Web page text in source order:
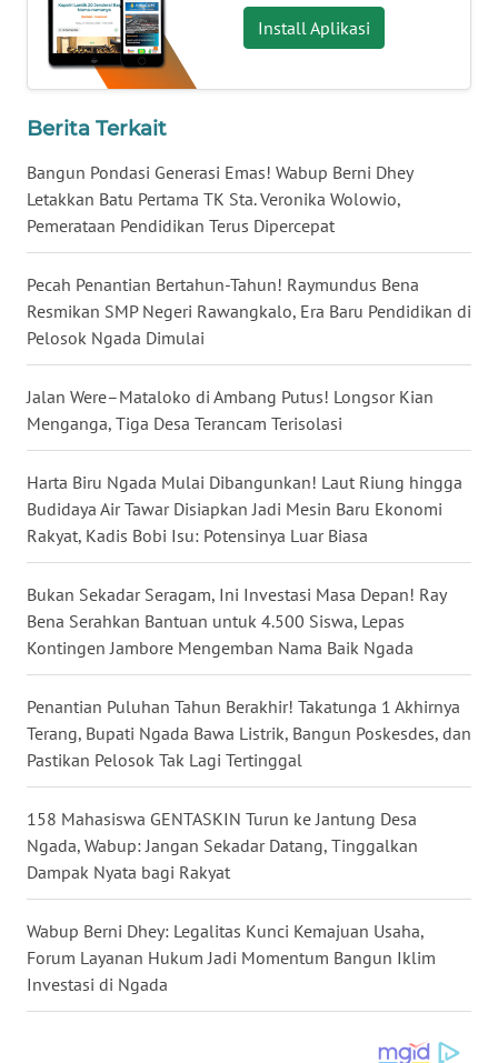
Install Aplikasi
Berita Terkait
Bangun Pondasi Generasi Emas! Wabup Berni Dhey
Letakkan Batu Pertama TK Sta. Veronika Wolowio,
Pemerataan Pendidikan Terus Dipercepat
Pecah Penantian Bertahun-Tahun! Raymundus Bena
Resmikan SMP Negeri Rawangkalo, Era Baru Pendidikan di
Pelosok Ngada Dimulai
Jalan Were–Mataloko di Ambang Putus! Longsor Kian
Menganga, Tiga Desa Terancam Terisolasi
Harta Biru Ngada Mulai Dibangunkan! Laut Riung hingga
Budidaya Air Tawar Disiapkan Jadi Mesin Baru Ekonomi
Rakyat, Kadis Bobi Isu: Potensinya Luar Biasa
Bukan Sekadar Seragam, Ini Investasi Masa Depan! Ray
Bena Serahkan Bantuan untuk 4.500 Siswa, Lepas
Kontingen Jambore Mengemban Nama Baik Ngada
Penantian Puluhan Tahun Berakhir! Takatunga 1 Akhirnya
Terang, Bupati Ngada Bawa Listrik, Bangun Poskesdes, dan
Pastikan Pelosok Tak Lagi Tertinggal
158 Mahasiswa GENTASKIN Turun ke Jantung Desa
Ngada, Wabup: Jangan Sekadar Datang, Tinggalkan
Dampak Nyata bagi Rakyat
Wabup Berni Dhey: Legalitas Kunci Kemajuan Usaha,
Forum Layanan Hukum Jadi Momentum Bangun Iklim
Investasi di Ngada
NIAS
WN
LANGKAT
TAPANULI
SELATAN
WN
TANJUNG
LESUNG
WN
KARO
WN
WN
WN
TENGAH
WN DELI
SERDANG
TEBING
TINGGI
WN
PAKPAK
WN
KARAWANG